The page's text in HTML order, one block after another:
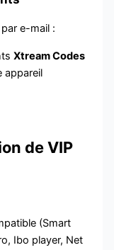
e-mail :
Xtream Codes
appareil
de VIP
(Smart
Ibo player, Net